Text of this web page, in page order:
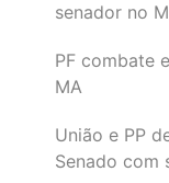
senador no
PF combate
MA
União e PP
Senado com